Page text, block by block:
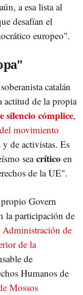
a esa lista al
desafían el
europeo".
catalán
actitud de la propia
silencio cómplice,
movimiento
de activistas. Es
seacrítico en
de la UE".
Govern
la participación de
Administración de
de la
de
Humanos de
Mossos